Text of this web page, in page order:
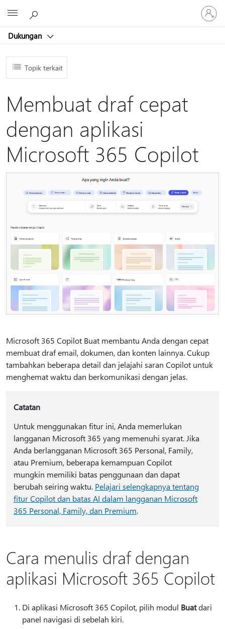
Dukungan
Masuk
ke
akun
Topik terkait
Membuat draf cepat
dengan aplikasi
Microsoft 365 Copilot
Microsoft 365 Copilot Buat membantu Anda dengan cepat
membuat draf email, dokumen, dan konten lainnya. Cukup
tambahkan beberapa detail dan jelajahi saran Copilot untuk
menghemat waktu dan berkomunikasi dengan jelas.
Catatan
Untuk menggunakan fitur ini, Anda memerlukan
langganan Microsoft 365 yang memenuhi syarat. Jika
Anda berlangganan Microsoft 365 Personal, Family,
atau Premium, beberapa kemampuan Copilot
mungkin memiliki batas penggunaan dan dapat
berubah seiring waktu. Pelajari selengkapnya tentang
fitur Copilot dan batas AI dalam langganan Microsoft
365 Personal, Family, dan Premium.
Cara menulis draf dengan
aplikasi Microsoft 365 Copilot
Di aplikasi Microsoft 365 Copilot, pilih modul Buatdari
panel navigasi di sebelah kiri.